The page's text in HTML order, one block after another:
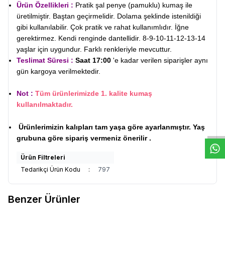
Ürün Özellikleri : Pratik şal penye (pamuklu) kumaş ile
üretilmiştir. Baştan geçirmelidir. Dolama şeklinde istenildiği
gibi kullanılabilir. Çok pratik ve rahat kullanımlıdır. İğne
gerektirmez. Kendi renginde dantellidir. 8-9-10-11-12-13-14
yaşlar için uygundur. Farklı renkleriyle mevcuttur.
Teslimat Süresi : Saat 17:00 'e kadar verilen siparişler aynı
gün kargoya verilmektedir.
Not : Tüm ürünlerimizde 1. kalite kumaş
kullanılmaktadır.
Ürünlerimizin kalıpları tam yaşa göre ayarlanmıştır. Yaş
grubuna göre sipariş vermeniz önerilir .
Ürün Filtreleri
Tedarikçi Ürün Kodu
: 797
Benzer Ürünler